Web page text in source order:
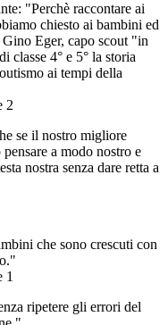
"Perchè raccontare ai
chiesto ai bambini ed
Eger, capo scout "in
classe 4° e 5° la storia
ai tempi della
se il nostro migliore
a modo nostro e
nostra senza dare retta a
che sono crescuti con
ripetere gli errori del